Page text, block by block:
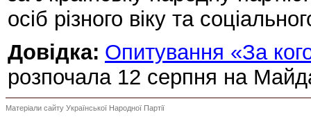
осіб різного віку та
Довідка: Опитування «За
розпочала 12 серпня на
Матеріали сайту Української Народної Партії